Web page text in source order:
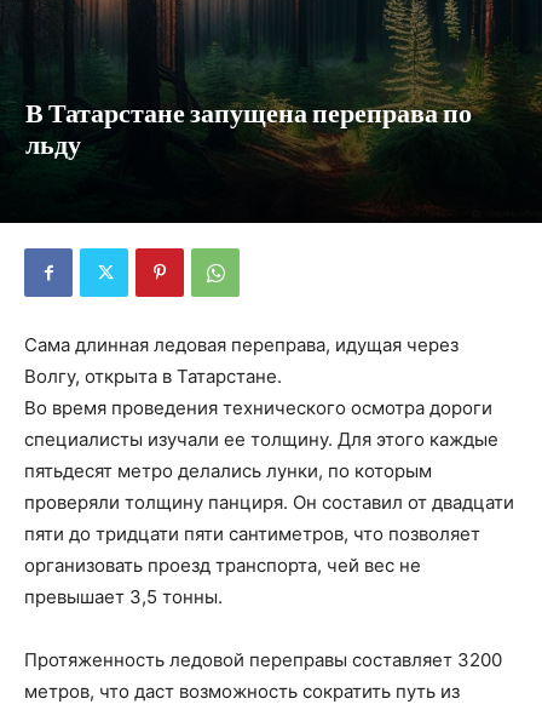
В Татарстане запущена переправа по
льду
Сама длинная ледовая переправа, идущая через
Волгу, открыта в Татарстане.
Во время проведения технического осмотра дороги
специалисты изучали ее толщину. Для этого каждые
пятьдесят метро делались лунки, по которым
проверяли толщину панциря. Он составил от двадцати
пяти до тридцати пяти сантиметров, что позволяет
организовать проезд транспорта, чей вес не
превышает 3,5 тонны.
Протяженность ледовой переправы составляет 3200
метров, что даст возможность сократить путь из